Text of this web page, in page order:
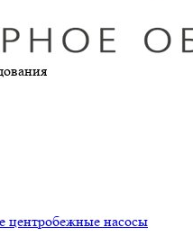
центробежные насосы